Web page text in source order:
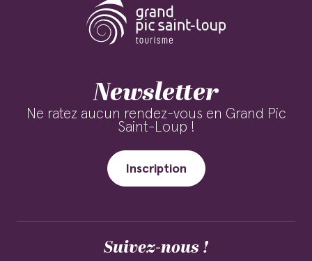
Newsletter
Ne ratez aucun rendez-vous en Grand Pic
Saint-Loup !
Inscription
Suivez-nous !